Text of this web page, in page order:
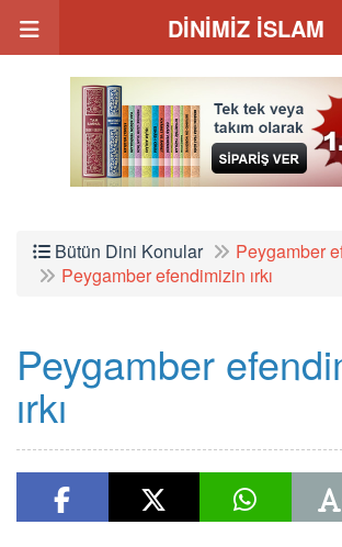
DİNİMİZ İSLAM
Bütün Dini Konular
Peygamber
Peygamber efendimizin ırkı
Peygamber
ırkı